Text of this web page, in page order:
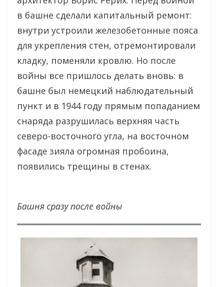
в башне сделали капитальный ремонт:
внутри устроили железобетонные пояса
для укрепления стен, отремонтировали
кладку, поменяли кровлю. Но после
войны все пришлось делать вновь: в
башне был немецкий наблюдательный
пункт и в 1944 году прямым попаданием
снаряда разрушилась верхняя часть
северо-восточного угла, на восточном
фасаде зияла огромная пробоина,
появились трещины в стенах.
Башня сразу после войны